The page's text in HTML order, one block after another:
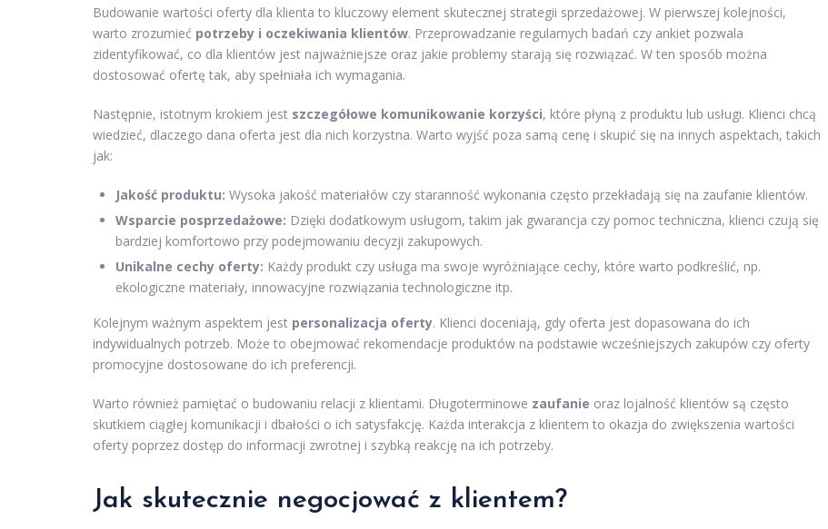
Budowanie wartości oferty dla klienta to kluczowy element skutecznej strategii sprzedażowej. W pierwszej kolejności,
warto zrozumieć potrzeby i oczekiwania klientów. Przeprowadzanie regularnych badań czy ankiet pozwala
zidentyfikować, co dla klientów jest najważniejsze oraz jakie problemy starają się rozwiązać. W ten sposób można
dostosować ofertę tak, aby spełniała ich wymagania.
Następnie, istotnym krokiem jest szczegółowe komunikowanie korzyści, które płyną z produktu lub usługi. Klienci chcą
wiedzieć, dlaczego dana oferta jest dla nich korzystna. Warto wyjść poza samą cenę i skupić się na innych aspektach, takich
jak:
Jakość produktu: Wysoka jakość materiałów czy staranność wykonania często przekładają się na zaufanie klientów.
Wsparcie posprzedażowe: Dzięki dodatkowym usługom, takim jak gwarancja czy pomoc techniczna, klienci czują się
bardziej komfortowo przy podejmowaniu decyzji zakupowych.
Unikalne cechy oferty: Każdy produkt czy usługa ma swoje wyróżniające cechy, które warto podkreślić, np.
ekologiczne materiały, innowacyjne rozwiązania technologiczne itp.
Kolejnym ważnym aspektem jest personalizacja oferty. Klienci doceniają, gdy oferta jest dopasowana do ich
indywidualnych potrzeb. Może to obejmować rekomendacje produktów na podstawie wcześniejszych zakupów czy oferty
promocyjne dostosowane do ich preferencji.
Warto również pamiętać o budowaniu relacji z klientami. Długoterminowe zaufanie oraz lojalność klientów są często
skutkiem ciągłej komunikacji i dbałości o ich satysfakcję. Każda interakcja z klientem to okazja do zwiększenia wartości
oferty poprzez dostęp do informacji zwrotnej i szybką reakcję na ich potrzeby.
Jak skutecznie negocjować z klientem?